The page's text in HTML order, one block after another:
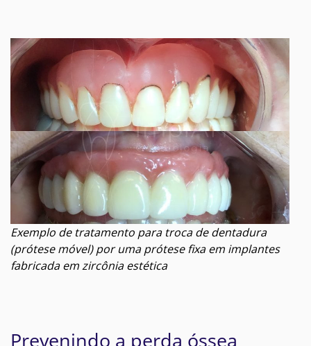
Exemplo de tratamento para troca de dentadura
(prótese móvel) por uma prótese fixa em implantes
fabricada em zircônia estética
Prevenindo a perda óssea